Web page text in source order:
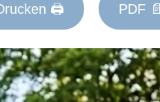
🖨 PDF 📄